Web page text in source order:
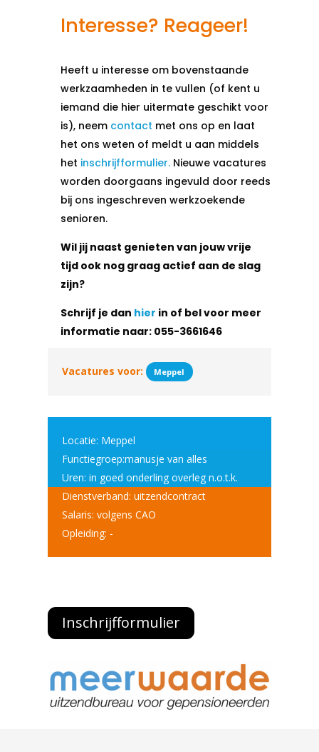
Interesse? Reageer!
Heeft u interesse om bovenstaande
werkzaamheden in te vullen (of kent u
iemand die hier uitermate geschikt voor
is), neem contact met ons op en laat
het ons weten of meldt u aan middels
het inschrijfformulier. Nieuwe vacatures
worden doorgaans ingevuld door reeds
bij ons ingeschreven werkzoekende
senioren.
Wil jij naast genieten van jouw vrije
tijd ook nog graag actief aan de slag
zijn?
Schrijf je dan hier in of bel voor meer
informatie naar: 055-3661646
Vacatures voor: Meppel
Locatie: Meppel
Functiegroep:manusje van alles
Uren: in goed onderling overleg n.o.t.k.
Dienstverband: uitzendcontract
Salaris: volgens CAO
Opleiding: -
Inschrijfformulier